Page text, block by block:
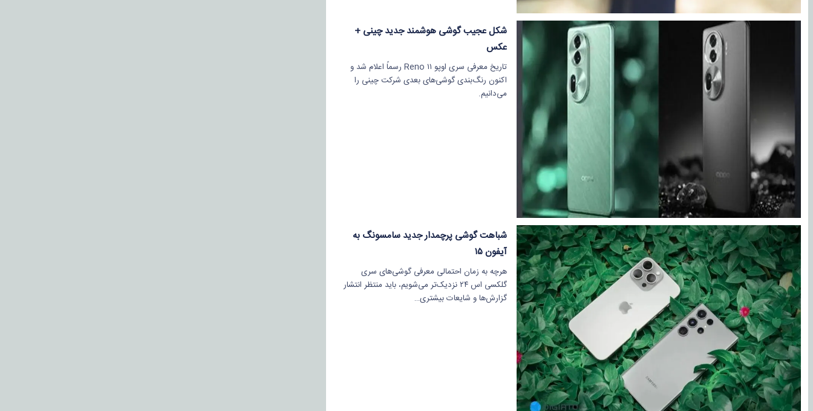
شکل عجیب گوشی هوشمند جدید چینی +
عکس
تاریخ معرفی سری اوپو Reno ۱۱ رسماً اعلام شد و
اکنون رنگ‌بندی گوشی‌های بعدی شرکت چینی را
می‌دانیم.
شباهت گوشی پرچمدار جدید سامسونگ به
آیفون ۱۵
هرچه به زمان احتمالی معرفی گوشی‌های سری
گلکسی اس ۲۴ نزدیک‌تر می‌شویم، باید منتظر انتشار
گزارش‌ها و شایعات بیشتری…